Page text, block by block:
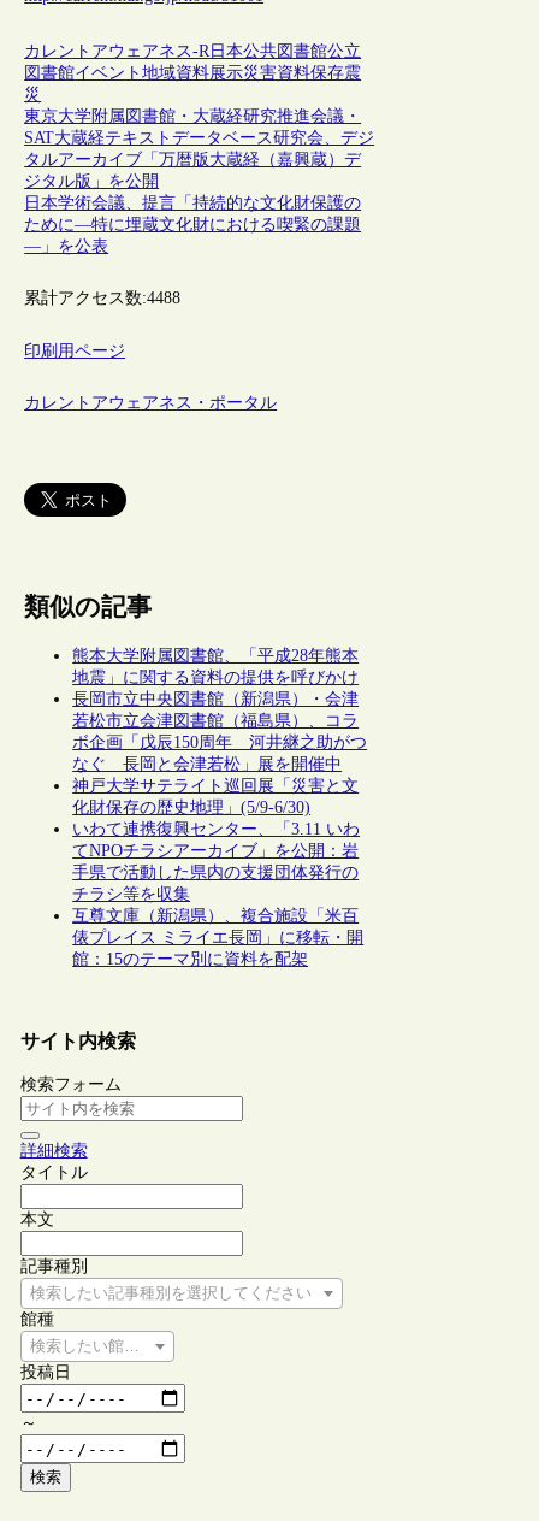
カレントアウェアネス-R日本公共図書館公立
図書館イベント地域資料展示災害資料保存震
災
東京大学附属図書館・大蔵経研究推進会議・
SAT大蔵経テキストデータベース研究会、デジ
タルアーカイブ「万暦版大蔵経（嘉興蔵）デ
ジタル版」を公開
日本学術会議、提言「持続的な文化財保護の
ために―特に埋蔵文化財における喫緊の課題
―」を公表
累計アクセス数:4488
印刷用ページ
カレントアウェアネス・ポータル
類似の記事
熊本大学附属図書館、「平成28年熊本
地震」に関する資料の提供を呼びかけ
長岡市立中央図書館（新潟県）・会津
若松市立会津図書館（福島県）、コラ
ボ企画「戊辰150周年 河井継之助がつ
なぐ 長岡と会津若松」展を開催中
神戸大学サテライト巡回展「災害と文
化財保存の歴史地理」(5/9-6/30)
いわて連携復興センター、「3.11 いわ
てNPOチラシアーカイブ」を公開：岩
手県で活動した県内の支援団体発行の
チラシ等を収集
互尊文庫（新潟県）、複合施設「米百
俵プレイス ミライエ長岡」に移転・開
館：15のテーマ別に資料を配架
サイト内検索
検索フォーム
詳細検索
タイトル
本文
記事種別
検索したい記事種別を選択してください
館種
検索したい館種を選択してください
投稿日
～
検索